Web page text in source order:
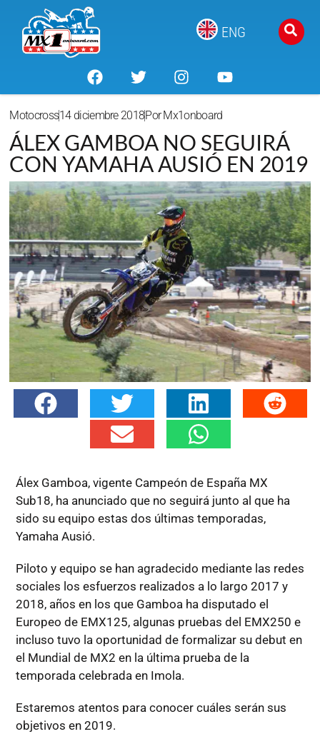
ENG
Motocross14 diciembre 2018PorMx1onboard
ÁLEX GAMBOA NO SEGUIRÁ
CON YAMAHA AUSIÓ EN 2019
Álex Gamboa, vigente Campeón de España MX
Sub18, ha anunciado que no seguirá junto al que ha
sido su equipo estas dos últimas temporadas,
Yamaha Ausió.
Piloto y equipo se han agradecido mediante las redes
sociales los esfuerzos realizados a lo largo 2017 y
2018, años en los que Gamboa ha disputado el
Europeo de EMX125, algunas pruebas del EMX250 e
incluso tuvo la oportunidad de formalizar su debut en
el Mundial de MX2 en la última prueba de la
temporada celebrada en Imola.
Estaremos atentos para conocer cuáles serán sus
objetivos en 2019.